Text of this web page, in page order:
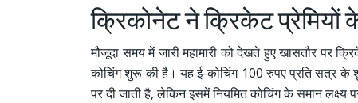
क्रिकोनेट ने क्रिकेट प्रेमियों
मौजूदा समय में जारी महामारी को देखते हुए खासतौर पर
कोचिंग शुरू की है। यह ई-कोचिंग 100 रुपए प्रति सत्र के
पर दी जाती है, लेकिन इसमें नियमित कोचिंग के समान लक्ष्य